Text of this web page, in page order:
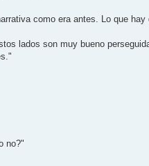
como era antes. Lo que
lados son muy bueno
no?"